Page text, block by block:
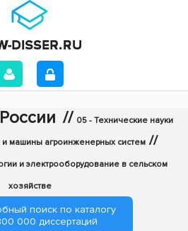
// 05 - Технические науки
машины агроинженерных систем //
и электрооборудование в сельском
хозяйстве
поиск по каталогу
000 диссертаций